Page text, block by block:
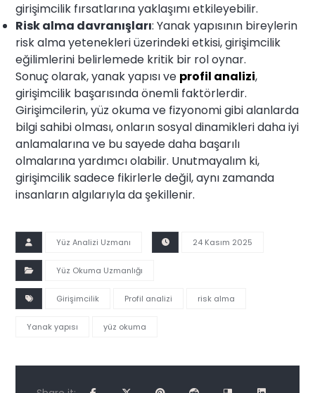
girişimcilik fırsatlarına yaklaşımı etkileyebilir.
Risk alma davranışları: Yanak yapısının bireylerin
risk alma yetenekleri üzerindeki etkisi, girişimcilik
eğilimlerini belirlemede kritik bir rol oynar.
Sonuç olarak, yanak yapısı ve profil analizi,
girişimcilik başarısında önemli faktörlerdir.
Girişimcilerin, yüz okuma ve fizyonomi gibi alanlarda
bilgi sahibi olması, onların sosyal dinamikleri daha iyi
anlamalarına ve bu sayede daha başarılı
olmalarına yardımcı olabilir. Unutmayalım ki,
girişimcilik sadece fikirlerle değil, aynı zamanda
insanların algılarıyla da şekillenir.
Yüz Analizi Uzmanı 24 Kasım 2025
Yüz Okuma Uzmanlığı
Girişimcilik Profil analizi risk alma
Yanak yapısı yüz okuma